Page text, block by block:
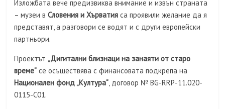
Изложбата вече предизвиква внимание и извън страната
– музеи вСловения и Хърватия са проявили желание да я
представят, а разговори се водят и с други европейски
партньори.
Проектът „Дигитални близнаци на занаяти от старо
време“ се осъществява с финансовата подкрепа на
Национален фонд „Култура“, договор № BG-RRP-11.020-
0115-C01.